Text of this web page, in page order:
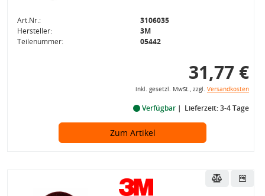
Art.Nr.:
3106035
Hersteller:
3M
Teilenummer:
05442
31,77 €
inkl. gesetzl. MwSt., zzgl. Versandkosten
Verfügbar Lieferzeit: 3-4 Tage
Zum Artikel